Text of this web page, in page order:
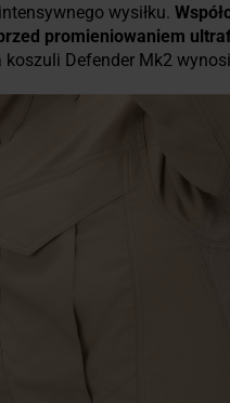
wysiłku.
promieniowaniem
koszuli Defender Mk2 wynosi